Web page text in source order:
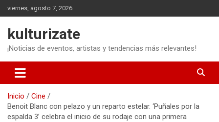
Saltar
al
viernes, agosto 7, 2026
kulturizate
¡Noticias de eventos, artistas y tendencias más relevantes!
Inicio
Cine
Benoit Blanc con pelazo y un reparto estelar. ‘Puñales por la
espalda 3’ celebra el inicio de su rodaje con una primera